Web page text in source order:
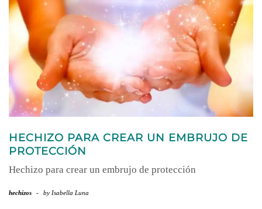
HECHIZO PARA CREAR UN EMBRUJO DE
PROTECCIÓN
Hechizo para crear un embrujo de protección
hechizos - by Isabella Luna